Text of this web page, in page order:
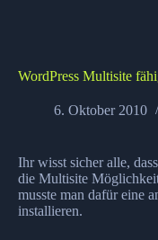
WordPress Multisite
6. Oktober 2010
Ihr wisst sicher alle,
die Multisite
musste man dafür eine
installieren.